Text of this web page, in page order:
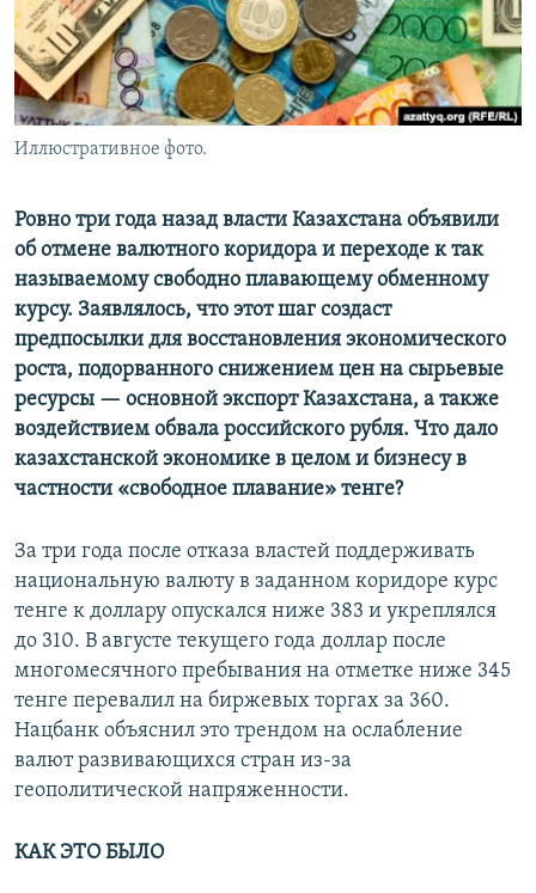
Иллюстративное фото.
Ровно три года назад власти Казахстана объявили
об отмене валютного коридора и переходе к так
называемому свободно плавающему обменному
курсу. Заявлялось, что этот шаг создаст
предпосылки для восстановления экономического
роста, подорванного снижением цен на сырьевые
ресурсы — основной экспорт Казахстана, а также
воздействием обвала российского рубля. Что дало
казахстанской экономике в целом и бизнесу в
частности «свободное плавание» тенге?
За три года после отказа властей поддерживать
национальную валюту в заданном коридоре курс
тенге к доллару опускался ниже 383 и укреплялся
до 310. В августе текущего года доллар после
многомесячного пребывания на отметке ниже 345
тенге перевалил на биржевых торгах за 360.
Нацбанк объяснил это трендом на ослабление
валют развивающихся стран из-за
геополитической напряженности.
КАК ЭТО БЫЛО